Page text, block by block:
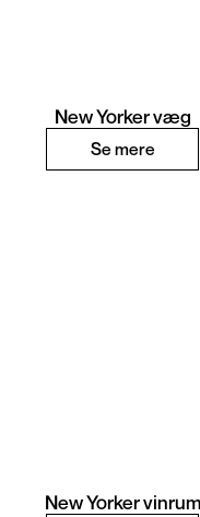
New Yorker væg
Se mere
New Yorker vinrum